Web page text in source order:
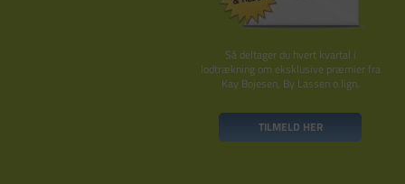
Så deltager du hvert kvartal i
lodtrækning om eksklusive præmier fra
Kay Bojesen, By Lassen o.lign.
TILMELD HER